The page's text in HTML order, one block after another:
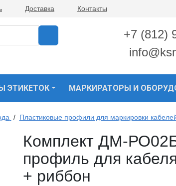
Доставка Контакты
+7 (812)
ЭТИКЕТОК МАРКИРАТОРЫ И
/ Пластиковые профили для маркировки
Комплект ДМ-
профиль для
+ риббон